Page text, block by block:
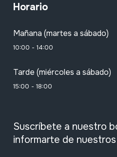
Horario
Mañana (martes a sábado)
10:00 - 14:00
Tarde (miércoles a sábado)
15:00 - 18:00
Suscríbete a nuestro
informarte de